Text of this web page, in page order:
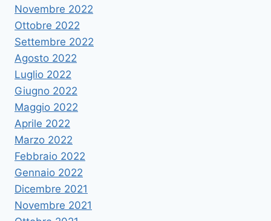
Novembre 2022
Ottobre 2022
Settembre 2022
Agosto 2022
Luglio 2022
Giugno 2022
Maggio 2022
Aprile 2022
Marzo 2022
Febbraio 2022
Gennaio 2022
Dicembre 2021
Novembre 2021